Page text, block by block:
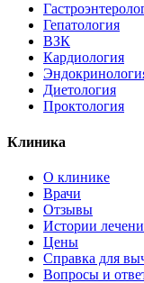
Гепатология
ВЗК
Кардиология
Диетология
Проктология
Клиника
О клинике
Врачи
Отзывы
Истории
Цены
Справка для
Вопросы и